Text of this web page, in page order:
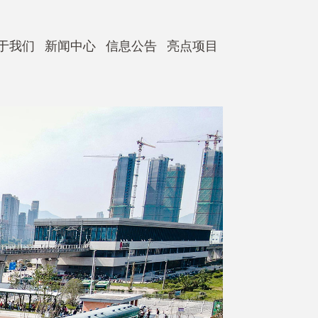
我们 新闻中心 信息公告 亮点项目